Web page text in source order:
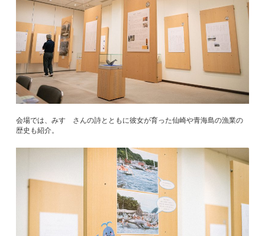
会場では、みすゞさんの詩とともに彼女が育った仙崎や青海島の漁業の
歴史も紹介。